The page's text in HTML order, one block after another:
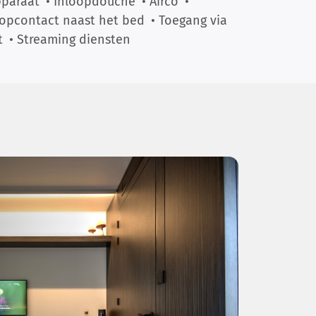
naast het bed • Toegang via
• Streaming diensten